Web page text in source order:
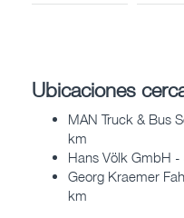
Ubicaciones
MAN Truck & Bus
km
Hans Völk GmbH -
Georg Kraemer
km